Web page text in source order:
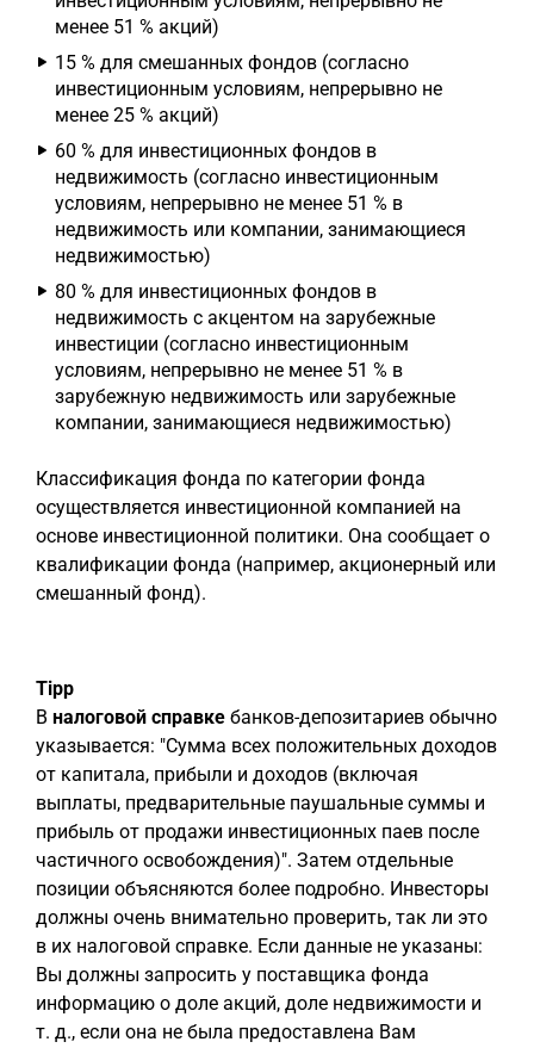
менее 51 % акций)
15 % для смешанных фондов (согласно
инвестиционным условиям, непрерывно не
менее 25 % акций)
60 % для инвестиционных фондов в
недвижимость (согласно инвестиционным
условиям, непрерывно не менее 51 % в
недвижимость или компании, занимающиеся
недвижимостью)
80 % для инвестиционных фондов в
недвижимость с акцентом на зарубежные
инвестиции (согласно инвестиционным
условиям, непрерывно не менее 51 % в
зарубежную недвижимость или зарубежные
компании, занимающиеся недвижимостью)
Классификация фонда по категории фонда
осуществляется инвестиционной компанией на
основе инвестиционной политики. Она сообщает о
квалификации фонда (например, акционерный или
смешанный фонд).
Tipp
В налоговой справке банков-депозитариев обычно
указывается: "Сумма всех положительных доходов
от капитала, прибыли и доходов (включая
выплаты, предварительные паушальные суммы и
прибыль от продажи инвестиционных паев после
частичного освобождения)". Затем отдельные
позиции объясняются более подробно. Инвесторы
должны очень внимательно проверить, так ли это
в их налоговой справке. Если данные не указаны:
Вы должны запросить у поставщика фонда
информацию о доле акций, доле недвижимости и
т. д., если она не была предоставлена Вам